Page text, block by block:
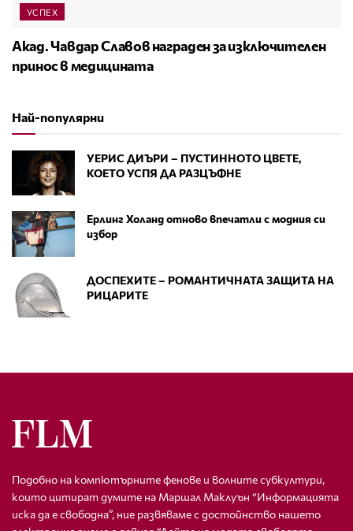
УСПЕХ
Акад. Чавдар Славов награден за изключителен
принос в медицината
Най-популярни
УЕРИС ДИЪРИ – ПУСТИННОТО ЦВЕТЕ,
КОЕТО УСПЯ ДА РАЗЦЪФНЕ
Ерлинг Холанд отново впечатли с модния си
избор
ДОСПЕХИТЕ – РОМАНТИЧНАТА ЗАЩИТА НА
РИЦАРИТЕ
Подобно на компютърните фенове и волните субкултури,
които цитират думите на Маршал Маклуън “Информацията
иска да е свободна”, ние развяваме с достойнство нашето